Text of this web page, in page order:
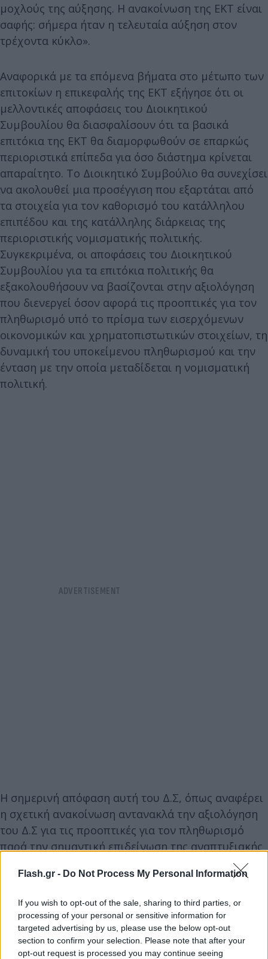
Flash.gr - Do Not Process My Personal Information
If you wish to opt-out of the sale, sharing to third parties, or
processing of your personal or sensitive information for
targeted advertising by us, please use the below opt-out
section to confirm your selection. Please note that after your
opt-out request is processed you may continue seeing
μοχλούς της αύξησης. Η ανακοίνωση της ΕΚΤ είναι
σαφής: σήμερα ήταν η τελευταία αύξηση στον
τρέχοντα κύκλο».
Αναφορικά με τα επόμενα βήματα στο μέτωπο των
επιτοκίων η επικεφαλής της ΕΚΤ εξήγησε ότι οι
μελλοντικές αποφάσεις του Διοικητικού
Συμβουλίου θα διασφαλίσουν ότι τα βασικά
επιτόκια της ΕΚΤ θα διαμορφωθούν σε επαρκώς
περιοριστικά επίπεδα για όσο διάστημα κρίνεται
απαραίτητο. Το Διοικητικό Συμβούλιο θα συνεχίσει
να ακολουθεί μια προσέγγιση που εξαρτάται από
τα στοιχεία για τον καθορισμό του κατάλληλου
επιπέδου και της κατάλληλης διάρκειας της
περιοριστικής νομισματικής πολιτικής.
Συγκεκριμένα, οι αποφάσεις του Διοικητικού
Συμβουλίου για τα επιτόκια πολιτικής θα
εξακολουθήσουν να βασίζονται στην αξιολόγηση
που διενεργεί όσον αφορά τις προοπτικές για τον
πληθωρισμό υπό το πρίσμα των εισερχόμενων
οικονομικών και χρηματοπιστωτικών στοιχείων, τη
δυναμική του υποκείμενου πληθωρισμού και την
ένταση με την οποία μεταδίδεται η νομισματική
πολιτική.
Η σημερινή απόφαση αυτή του Δ.Σ, όπως αναφέρει
η σχετική ανακοίνωση αντανακλά την αξιολόγηση
του Δ.Σ για τις προοπτικές για τον πληθωρισμό
παρά την σημαντική επιδείνωση της αναπτυξιακής
μακροοικονομικές προβλέψεις του Σεπτεμβρίου
πληθωρισμό στο 5,6% το 2023 (από 5,4% που
προέβλεπαν οι οικονομολόγοι της ΕΚΤ τον Ιούνιο),
σε 3,2% το 2024 (από 3% που ήταν τον Ιούνιο) και